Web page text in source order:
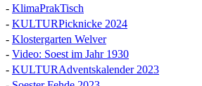
- KlimaPrakTisch
- KULTURPicknicke 2024
- Klostergarten Welver
- Video: Soest im Jahr 1930
- KULTURAdventskalender 2023